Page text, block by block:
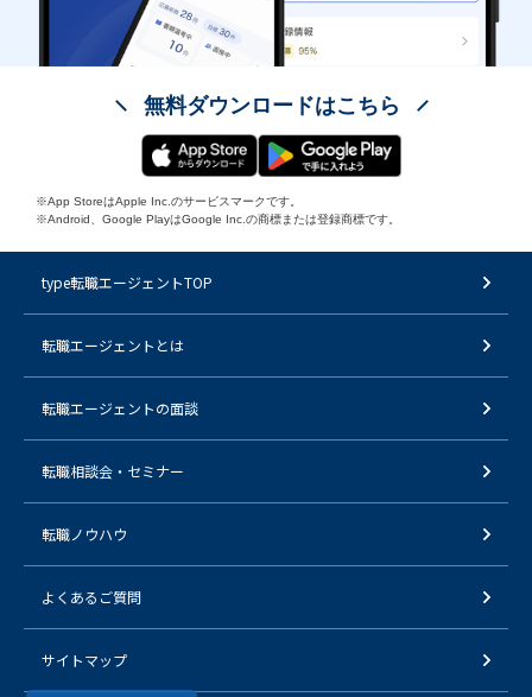
無料ダウンロードはこちら
※App StoreはApple Inc.のサービスマークです。
※Android、Google PlayはGoogle Inc.の商標または登録商標です。
type転職エージェントTOP
転職エージェントとは
転職エージェントの面談
転職相談会・セミナー
転職ノウハウ
よくあるご質問
サイトマップ